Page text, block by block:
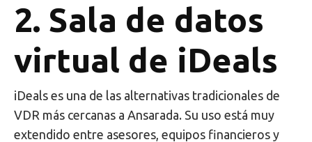
2. Sala de datos
virtual de iDeals
iDeals es una de las alternativas tradicionales de
VDR más cercanas a Ansarada. Su uso está muy
extendido entre asesores, equipos financieros y